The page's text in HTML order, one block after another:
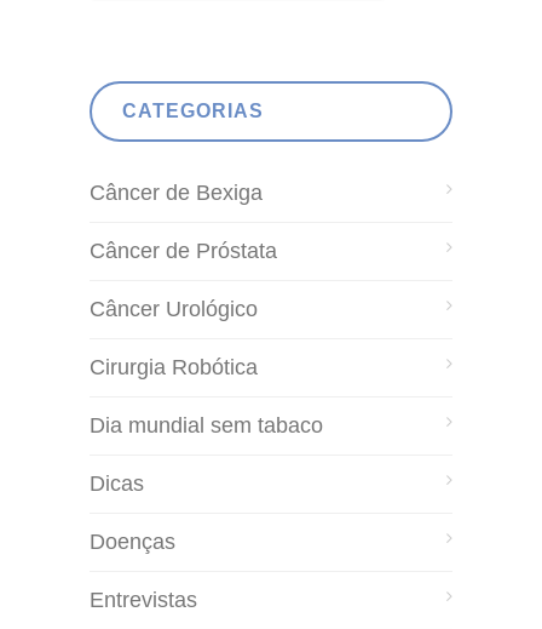
CATEGORIAS
Câncer de Bexiga
Câncer de Próstata
Câncer Urológico
Cirurgia Robótica
Dia mundial sem tabaco
Dicas
Doenças
Entrevistas